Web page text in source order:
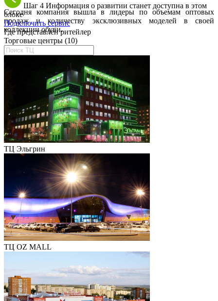
Сегодня компания вышла в лидеры по объемам оптовых
продаж и количеству эксклюзивных моделей в своей
коллекции обуви.
Шаг 4 Информация о развитии станет доступна в этом
блоке
Подключить сервис
Где представлен ритейлер
Торговые центры (10)
ТЦ Эльгрин
ТЦ OZ MALL